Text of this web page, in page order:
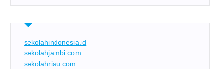
sekolahindonesia.id
sekolahjambi.com
sekolahriau.com